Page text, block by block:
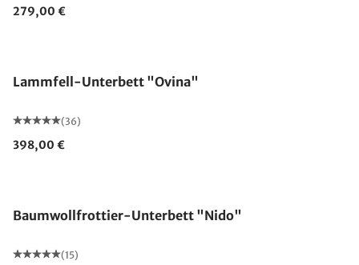
279,00 €
Lammfell-Unterbett "Ovina"
(36)
398,00 €
Baumwollfrottier-Unterbett "Nido"
(15)